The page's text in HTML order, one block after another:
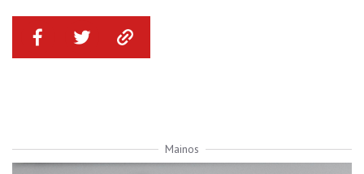
Mainos